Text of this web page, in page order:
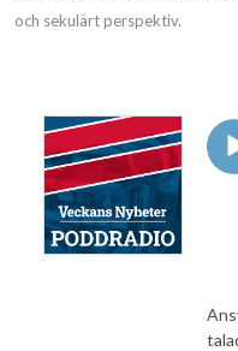
och sekulärt perspektiv.